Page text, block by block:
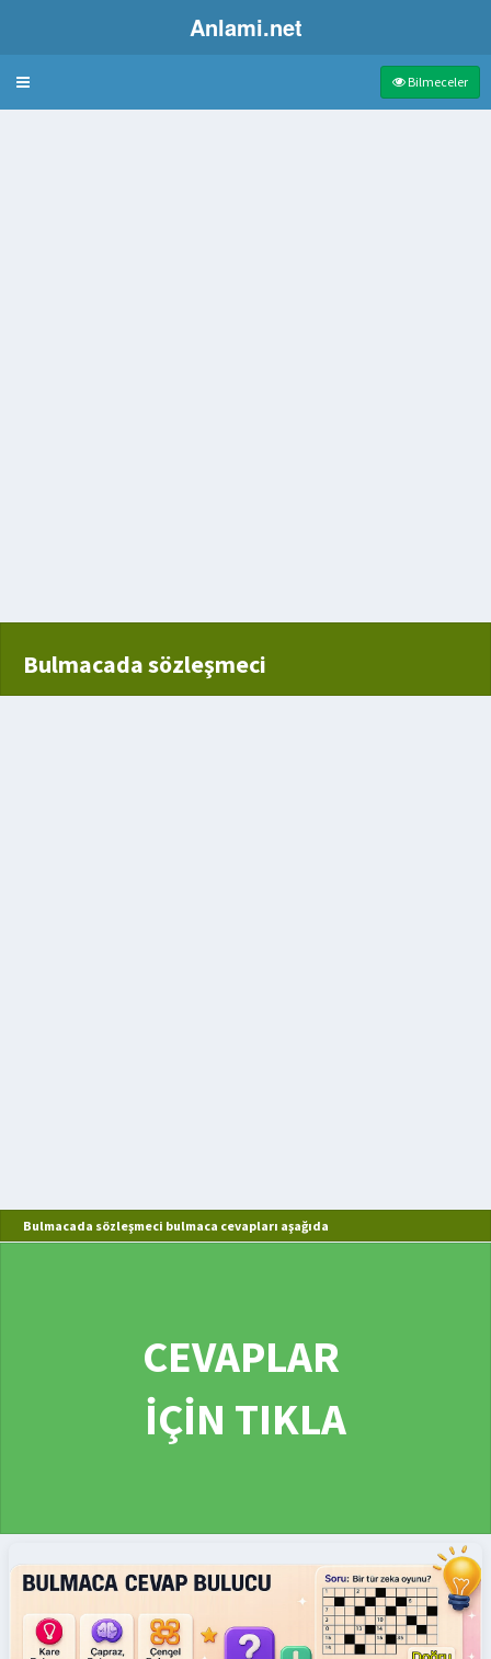
Anlami.net
Bulmaca Bilmeceler
Bulmacada sözleşmeci
Bulmacada sözleşmeci bulmaca cevapları aşağıda
CEVAPLAR
İÇİN TIKLA